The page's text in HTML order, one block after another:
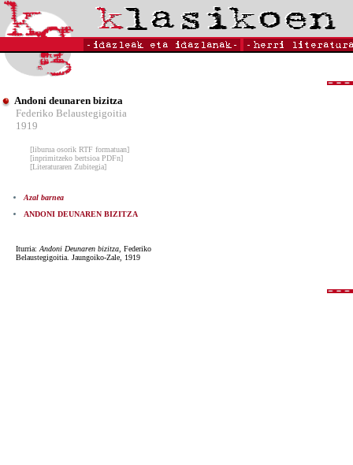
Andoni deunaren bizitza
Federiko Belaustegigoitia
1919
[liburua osorik RTF formatuan]
[inprimitzeko bertsioa PDFn]
[Literaturaren Zubitegia]
Azal barnea
ANDONI DEUNAREN BIZITZA
Iturria: Andoni Deunaren bizitza , Federiko
Belaustegigoitia. Jaungoiko-Zale, 1919